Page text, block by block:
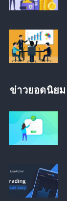
ข่าวยอดนิยม